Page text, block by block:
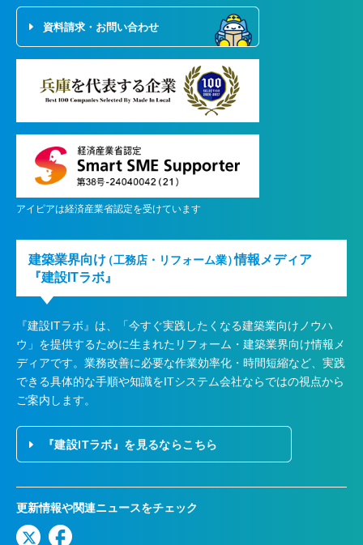
資料請求・お問い合わせ
アイピアは経済産業省認定を受けています
建築業界向け（工務店・リフォーム業）情報メディア
『建設ITラボ』
『建設ITラボ』は、
「今すぐ実践したくなる建築業向けノウハ
ウ」を提供するために生まれたリフォーム・建築業界向け情報メ
ディアです。業務改善に必要な作業効率化・時間短縮など、実践
できる具体的な手順や知識をITシステム会社ならではの視点から
ご案内します。
『建設ITラボ』を見るならこちら
更新情報や関連ニュースをチェック